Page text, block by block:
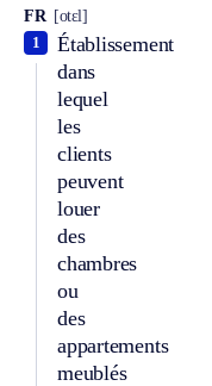
FR [otɛl]
Établissement
dans
lequel
les
clients
peuvent
louer
des
chambres
ou
des
appartements
meublés
1